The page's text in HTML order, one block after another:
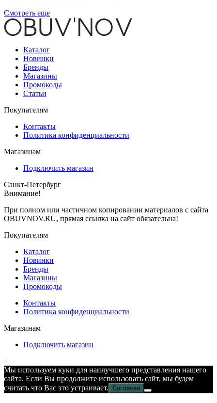
Смотреть еще
Каталог
Новинки
Бренды
Магазины
Промокоды
Статьи
Покупателям
Контакты
Политика конфиденциальности
Магазинам
Подключить магазин
Санкт-Петербург
Внимание!
При полном или частичном копировании материалов с сайта
OBUVNOV.RU, прямая ссылка на сайт обязательна!
Покупателям
Каталог
Новинки
Бренды
Магазины
Промокоды
Контакты
Политика конфиденциальности
Магазинам
Подключить магазин
+
Мы используем куки для наилучшего представления нашего
сайта. Если Вы продолжите использовать сайт, мы будем
считать что Вас это устраивает. Согласен